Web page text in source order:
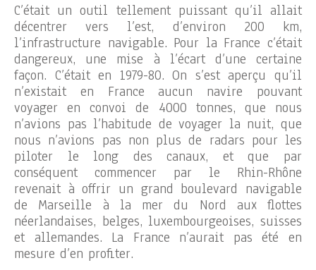
C’était un outil tellement puissant qu’il allait
décentrer vers l’est, d’environ 200 km,
l’infrastructure navigable. Pour la France c’était
dangereux, une mise à l’écart d’une certaine
façon. C’était en 1979-80. On s’est aperçu qu’il
n’existait en France aucun navire pouvant
voyager en convoi de 4000 tonnes, que nous
n’avions pas l’habitude de voyager la nuit, que
nous n’avions pas non plus de radars pour les
piloter le long des canaux, et que par
conséquent commencer par le Rhin-Rhône
revenait à offrir un grand boulevard navigable
de Marseille à la mer du Nord aux flottes
néerlandaises, belges, luxembourgeoises, suisses
et allemandes. La France n’aurait pas été en
mesure d’en profiter.